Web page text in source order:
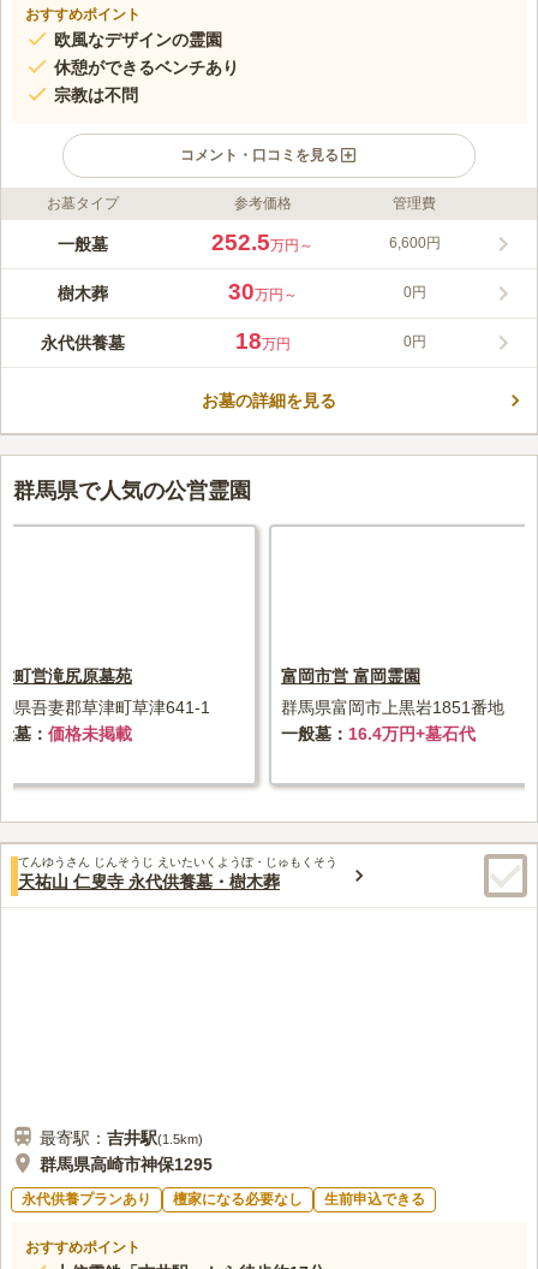
おすすめポイント
欧風なデザインの霊園
休憩ができるベンチあり
宗教は不問
コメント・口コミを見る
ライフドット編集部のコメント
群馬県内で最初の都市型欧風公園墓地です。民営の霊園であり、
要なども執り行えます。 四季の季節を感じられる、落ち着いた
雰囲気のある霊園です。園内は明るく、デザインがお洒落な点は
樹木葬の3タイプがあります。お墓の管理に不安がある方には、
永代供養墓がおすすめです。管理事務所、法要施設、休憩室、水
場などの施設が充実しています。段差が少ないバリアフリー設計
周辺環境には人やモノなどはなくとても閑散としています。本当
に、山奥にあるので車でいくことになるのですがとても危険と隣り合わせ
です。
お墓タイプ 参考価格 管理費
一般墓 252.5万円～ 6,600円
樹木葬 30万円～ 0円
永代供養墓 18万円 0円
お墓の詳細を見る
群馬県で人気の公営霊園
町営滝尻原墓苑
県吾妻郡草津町草津641-1
墓
価格未掲載
富岡市営 富岡霊園
群馬県富岡市上黒岩1851番地
一般墓
16.4万円+墓石代
てんゆうさん じんそうじ えいたいくようぼ・じゅもくそう
天祐山 仁叟寺 永代供養墓・樹木葬
最寄駅： 吉井駅(1.5km)
群馬県高崎市神保1295
永代供養プランあり 檀家になる必要なし 生前申込できる
おすすめポイント